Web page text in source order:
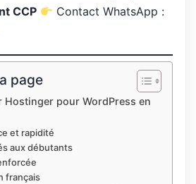
CCP
Contact WhatsApp :
page
Hostinger pour WordPress en
et rapidité
aux débutants
français